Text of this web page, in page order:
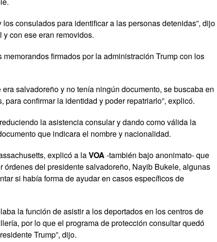
consulados para identificar a las personas detenidas”, dijo
con ese eran removidos.
firmados por la administración Trump con los
salvadoreño y no tenía ningún documento, se buscaba en
confirmar la identidad y poder repatriarlo”, explicó.
la asistencia consular y dando como válida la
que indicara el nombre y nacionalidad.
explicó a laVOA -también bajo anonimato- que
del presidente salvadoreño, Nayib Bukele, algunas
si había forma de ayudar en casos específicos de
la función de asistir a los deportados en los centros de
por lo que el programa de protección consultar quedó
Trump”, dijo.